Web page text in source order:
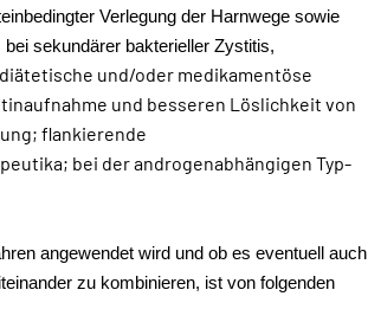
Verlegung der Harnwege sowie
sekundärer bakterieller Zystitis,
und/oder medikamentöse
und besseren Löslichkeit von
flankierende
bei der androgenabhängigen Typ-
angewendet wird und ob es eventuell auch
zu kombinieren, ist von folgenden